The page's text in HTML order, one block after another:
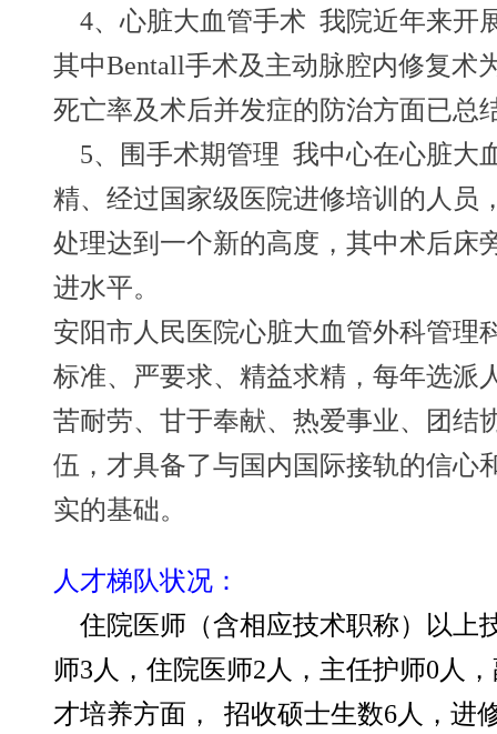
4、心脏大血管手术 我院近年来开
其中Bentall手术及主动脉腔内修复术
死亡率及术后并发症的防治方面已总
5、围手术期管理 我中心在心脏大
精、经过国家级医院进修培训的人员
处理达到一个新的高度，其中术后床
进水平。
安阳市人民医院心脏大血管外科管理
标准、严要求、精益求精，每年选派
苦耐劳、甘于奉献、热爱事业、团结
伍，才具备了与国内国际接轨的信心
实的基础。
人才梯队状况：
住院医师（含相应技术职称）以上
师3人，住院医师2人，主任护师0人
才培养方面 ， 招收硕士生数6人，进